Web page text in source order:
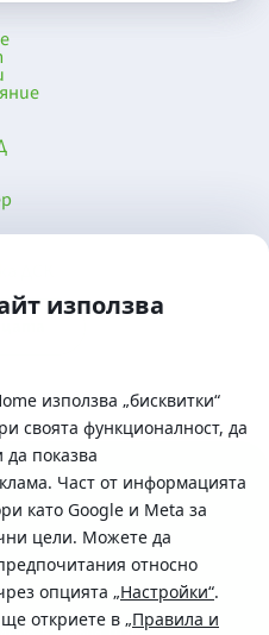
използва
използва „бисквитки“
своята функционалност, да
показва
Част от информацията
като Google и Meta за
цели. Можете да
относно
опцията „Настройки“.
откриете в „Правила и
ДСК